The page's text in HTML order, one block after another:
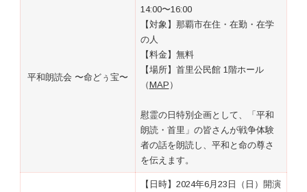
平和朗読会 〜命どぅ宝〜
14:00〜16:00
【対象】那覇市在住・在勤・在学
の人
【料金】無料
【場所】首里公民館 1階ホール
（MAP ）
慰霊の日特別企画として、「平和
朗読・首里」の皆さんが戦争体験
者の話を朗読し、平和と命の尊さ
を伝えます。
【日時】2024年6月23日（日）開演